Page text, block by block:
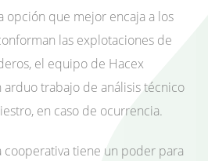
opción que mejor encaja a los
las explotaciones de
el equipo de Hacex
trabajo de análisis técnico
en caso de ocurrencia.
cooperativa tiene un poder para